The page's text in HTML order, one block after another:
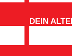
DEIN